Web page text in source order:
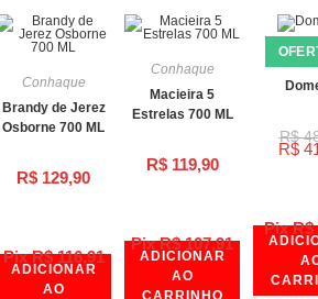
Pix R$116,91
Conhaque
Brandy de Jerez
Osborne 700 ML
R$ 129,90
ADICIONAR
AO
Pix R$107,91
Conhaque
Macieira 5
Estrelas 700 ML
R$119,90
ADICIONAR
AO
CARRINHO
Pix R$
R$
R$